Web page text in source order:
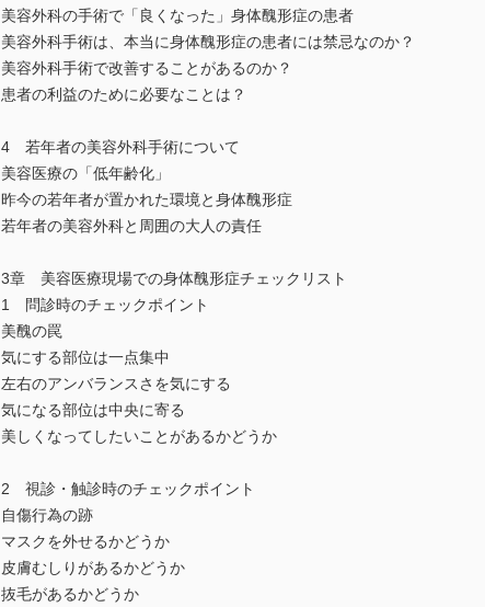
美容外科の手術で「良くなった」身体醜形症の患者
美容外科手術は、本当に身体醜形症の患者には禁忌なのか？
美容外科手術で改善することがあるのか？
患者の利益のために必要なことは？
4 若年者の美容外科手術について
美容医療の「低年齢化」
昨今の若年者が置かれた環境と身体醜形症
若年者の美容外科と周囲の大人の責任
3章 美容医療現場での身体醜形症チェックリスト
1 問診時のチェックポイント
美醜の罠
気にする部位は一点集中
左右のアンバランスさを気にする
気になる部位は中央に寄る
美しくなってしたいことがあるかどうか
2 視診・触診時のチェックポイント
自傷行為の跡
マスクを外せるかどうか
皮膚むしりがあるかどうか
抜毛があるかどうか